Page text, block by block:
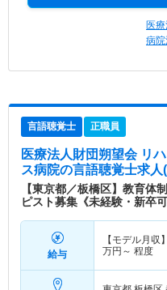
医
病
言語聴覚士 正職員
医療法人財団朔望会 リ
ス病院の言語聴覚士求人
【東京都／板橋区】教育体
ピスト募集《未経験・新卒可
給与
【モデル月収】
万円～ 程度